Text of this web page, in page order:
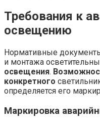
Требования к
освещению
Нормативные
и монтажа
освещения.
конкретного
определяется его
Маркировка